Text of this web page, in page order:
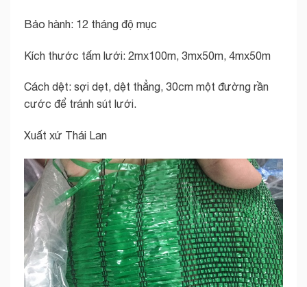
Bảo hành: 12 tháng độ mục
Kích thước tấm lưới: 2mx100m, 3mx50m, 4mx50m
Cách dệt: sợi dẹt, dệt thẳng, 30cm một đường rần
cước để tránh sút lưới.
Xuất xứ Thái Lan